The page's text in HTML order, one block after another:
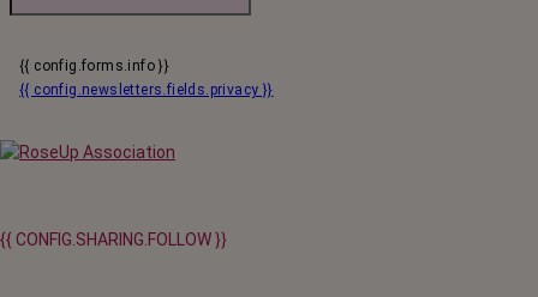
{{ config.forms.info }}
{{ config.newsletters.fields.privacy }}
{{ CONFIG.SHARING.FOLLOW }}